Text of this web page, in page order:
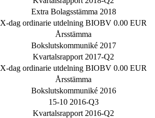
Extra Bolagsstämma 2018
X-dag ordinarie utdelning BIOBV 0.00 EUR
Årsstämma
Bokslutskommuniké 2017
Kvartalsrapport 2017-Q2
X-dag ordinarie utdelning BIOBV 0.00 EUR
Årsstämma
Bokslutskommuniké 2016
15-10 2016-Q3
Kvartalsrapport 2016-Q2